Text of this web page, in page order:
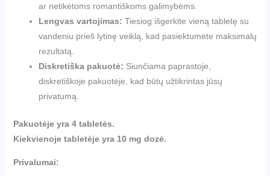
ar netikėtoms romantiškoms galimybėms.
Lengvas vartojimas: Tiesiog išgerkite vieną tabletę su
vandeniu prieš lytinę veiklą, kad pasiektumėte maksimalų
rezultatą.
Diskretiška pakuotė: Siunčiama paprastoje,
diskretiškoje pakuotėje, kad būtų užtikrintas jūsų
privatumą.
Pakuotėje yra 4 tabletės.
Kiekvienoje tabletėje yra 10 mg dozė.
Privalumai: